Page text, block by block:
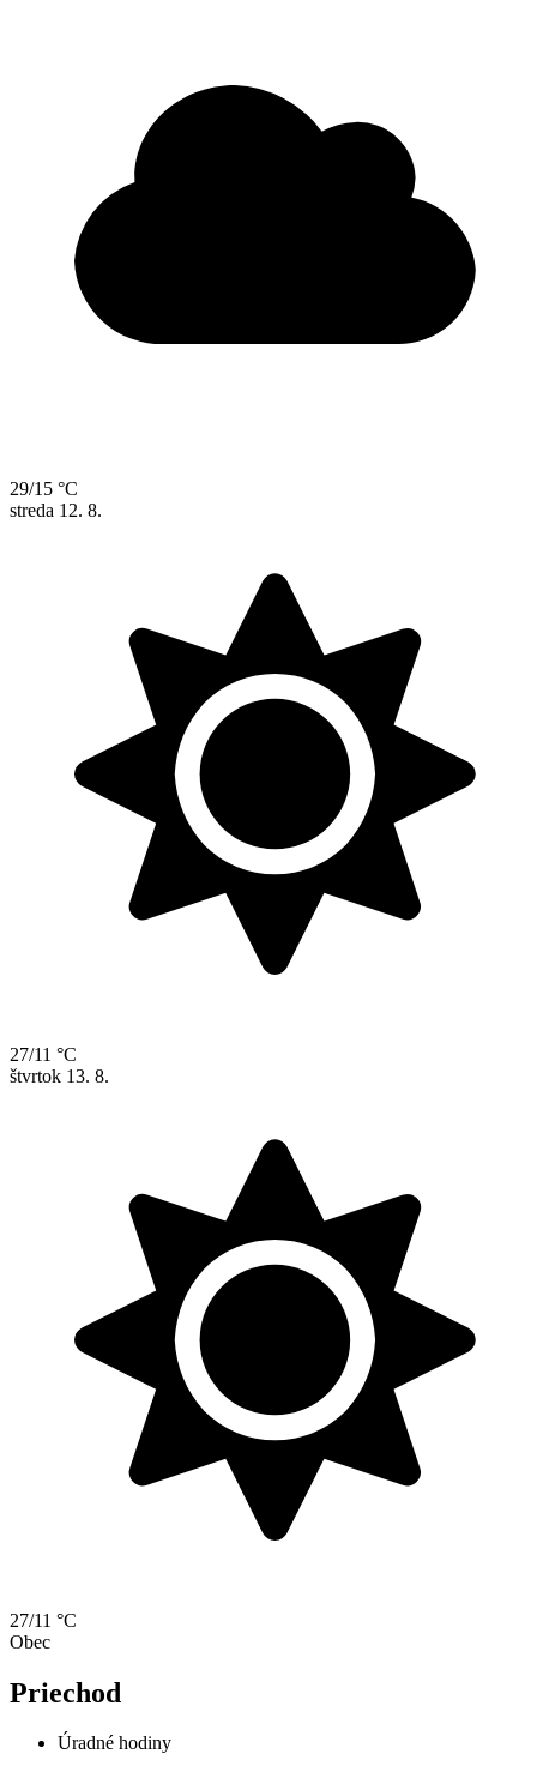
29/15 °C
streda 12. 8.
27/11 °C
štvrtok 13. 8.
27/11 °C
Obec
Priechod
Úradné hodiny